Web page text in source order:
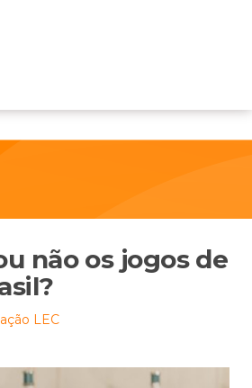
não os jogos de
LEC